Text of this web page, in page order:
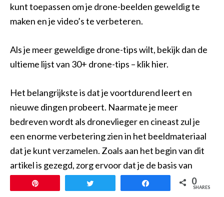
kunt toepassen om je drone-beelden geweldig te
maken en je video’s te verbeteren.
Als je meer geweldige drone-tips wilt, bekijk dan de
ultieme lijst van 30+ drone-tips – klik hier.
Het belangrijkste is dat je voortdurend leert en
nieuwe dingen probeert. Naarmate je meer
bedreven wordt als dronevlieger en cineast zul je
een enorme verbetering zien in het beeldmateriaal
dat je kunt verzamelen. Zoals aan het begin van dit
artikel is gezegd, zorg ervoor dat je de basis van
goede cinematografie onder de knie hebt voordat je
iets bijzonder lastigs gaat proberen.
0
SHARES